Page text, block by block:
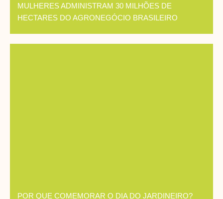
MULHERES ADMINISTRAM 30 MILHÕES DE
HECTARES DO AGRONEGÓCIO BRASILEIRO
POR QUE COMEMORAR O DIA DO JARDINEIRO?